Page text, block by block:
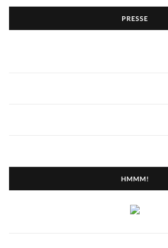
PRESSE
HMMM!